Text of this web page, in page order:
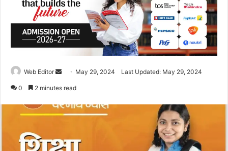
Web Editor
d
e
May 29, 2024 Last Updated: May 29, 2024
0 2 minutes read